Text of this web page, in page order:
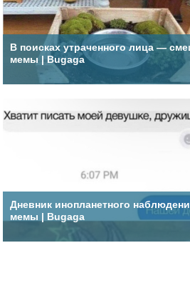
В поисках утраченного лица —
мемы | Bugaga
Дневник инопланетного
мемы | Bugaga